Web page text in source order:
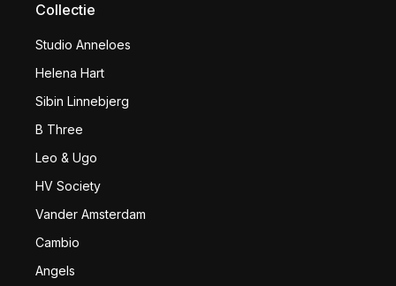
Collectie
Studio Anneloes
Helena Hart
Sibin Linnebjerg
B Three
Leo & Ugo
HV Society
Vander Amsterdam
Cambio
Angels